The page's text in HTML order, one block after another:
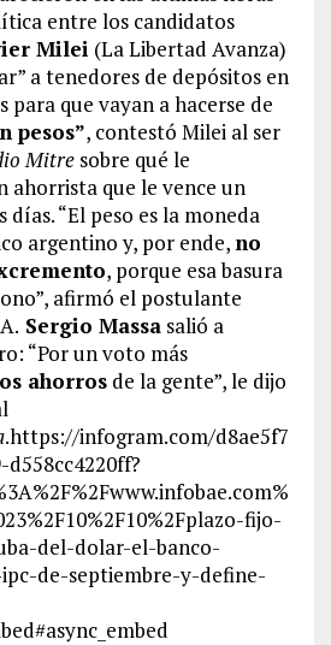
entre los candidatos
Milei (La Libertad Avanza)
a tenedores de depósitos en
para que vayan a hacerse de
pesos”, contestó Milei al ser
Mitresobre qué le
ahorrista que le vence un
“El peso es la moneda
argentino y, por ende, no
, porque esa basura
afirmó el postulante
Sergio Massasalió a
“Por un voto más
ahorrosde la gente”, le dijo
.https://infogram.com/d8ae5f7
fijo-
del-dolar-el-banco-
de-septiembre-y-define-